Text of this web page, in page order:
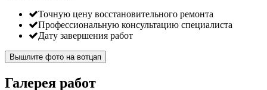
Точную цену восстановительного ремонта
Профессиональную консультацию специалиста
Дату завершения работ
Вышлите фото на вотцап
Галерея работ